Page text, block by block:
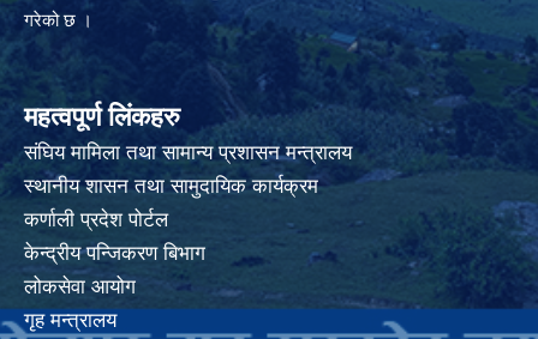
गरेको छ ।
महत्वपूर्ण लिंकहरु
संघिय मामिला तथा सामान्य प्रशासन मन्त्रालय
स्थानीय शासन तथा सामुदायिक कार्यक्रम
कर्णाली प्रदेश पोर्टल
केन्द्रीय पन्जिकरण बिभाग
लोकसेवा आयोग
गृह मन्त्रालय